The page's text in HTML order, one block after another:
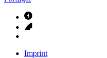
Imprint